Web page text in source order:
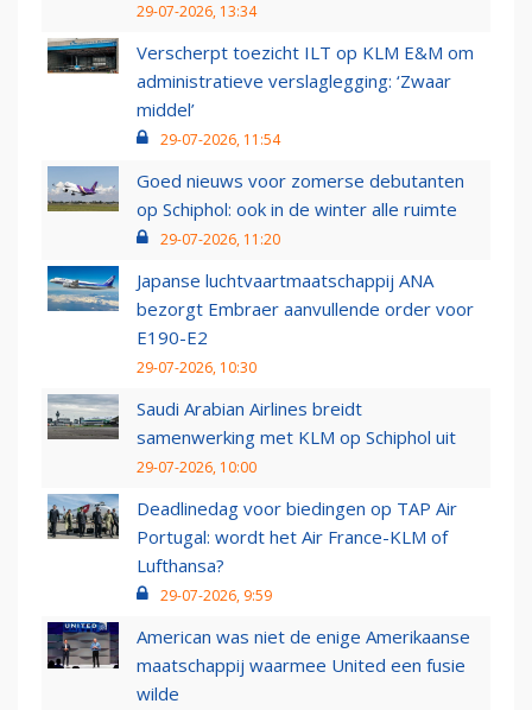
29-07-2026, 13:34
Verscherpt toezicht ILT op KLM E&M om
administratieve verslaglegging: ‘Zwaar
middel’
29-07-2026, 11:54
Goed nieuws voor zomerse debutanten
op Schiphol: ook in de winter alle ruimte
29-07-2026, 11:20
Japanse luchtvaartmaatschappij ANA
bezorgt Embraer aanvullende order voor
E190-E2
29-07-2026, 10:30
Saudi Arabian Airlines breidt
samenwerking met KLM op Schiphol uit
29-07-2026, 10:00
Deadlinedag voor biedingen op TAP Air
Portugal: wordt het Air France-KLM of
Lufthansa?
29-07-2026, 9:59
American was niet de enige Amerikaanse
maatschappij waarmee United een fusie
wilde